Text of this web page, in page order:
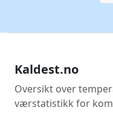
Kaldest.no
Oversikt over
værstatistikk for